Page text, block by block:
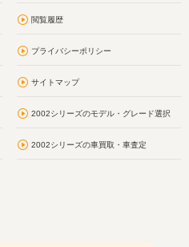
閲覧履歴
プライバシーポリシー
サイトマップ
2002シリーズのモデル・グレード選択
2002シリーズの車買取・車査定